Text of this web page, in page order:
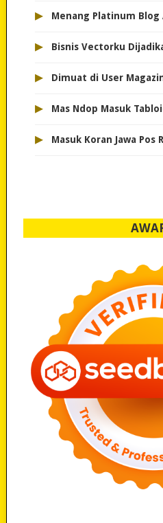
▸ Menang Platinum
▸ Bisnis Vectorku
▸ Dimuat di User
▸ Mas Ndop Masuk
▸ Masuk Koran Jawa Pos